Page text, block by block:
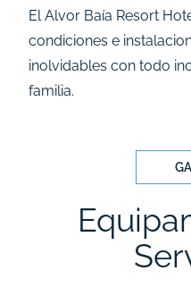
El Alvor Baía Resort
condiciones e
inolvidables con todo
familia.